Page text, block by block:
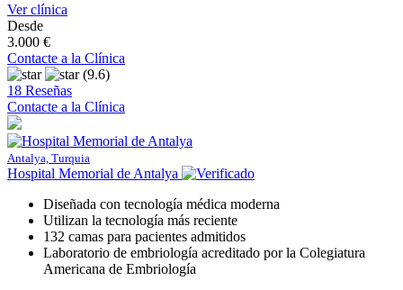
Ver clínica
Desde
3.000 €
Contacte a la Clínica
(9.6)
18 Reseñas
Contacte a la Clínica
Antalya, Turquia
Hospital Memorial de Antalya
Diseñada con tecnología médica moderna
Utilizan la tecnología más reciente
132 camas para pacientes admitidos
Laboratorio de embriología acreditado por la Colegiatura
Americana de Embriología